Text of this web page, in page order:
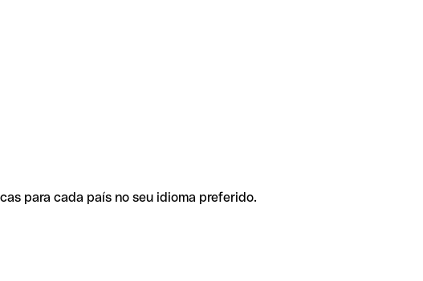
para cada país no seu idioma preferido.